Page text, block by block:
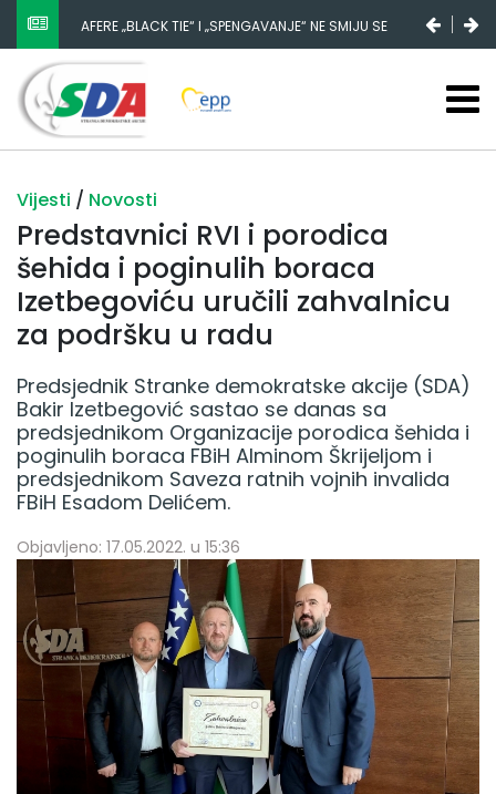
AFERE „BLACK TIE“ I „SPENGAVANJE“ NE SMIJU SE
ZATAŠKATI
Vijesti / Novosti
Predstavnici RVI i porodica
šehida i poginulih boraca
Izetbegoviću uručili zahvalnicu
za podršku u radu
Predsjednik Stranke demokratske akcije (SDA)
Bakir Izetbegović sastao se danas sa
predsjednikom Organizacije porodica šehida i
poginulih boraca FBiH Alminom Škrijeljom i
predsjednikom Saveza ratnih vojnih invalida
FBiH Esadom Delićem.
Objavljeno: 17.05.2022. u 15:36